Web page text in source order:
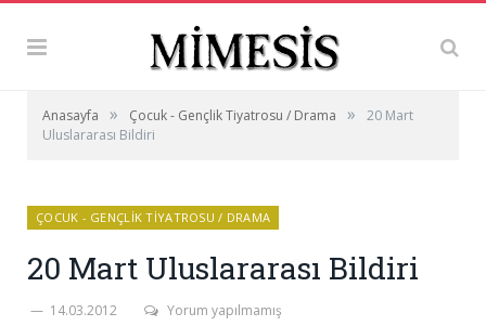
Anasayfa » Çocuk - Gençlik Tiyatrosu / Drama »
20 Mart
Uluslararası Bildiri
ÇOCUK - GENÇLIK TIYATROSU / DRAMA
20 Mart Uluslararası Bildiri
14.03.2012 Yorum yapılmamış